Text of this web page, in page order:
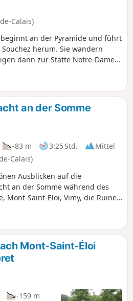
Calais)
an der Pyramide und führt
herum. Sie wandern
dann zur Stätte Notre-Dame
an der Somme
-83 m 3:25 Std.
Mittel
Calais)
Ausblicken auf die
an der Somme während des
Mont-Saint-Eloi, Vimy, die Ruine
Mont-Saint-Éloi
-159 m